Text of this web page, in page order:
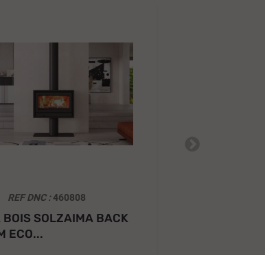
REF DNC :460808
BOIS SOLZAIMA BACK
ECO...